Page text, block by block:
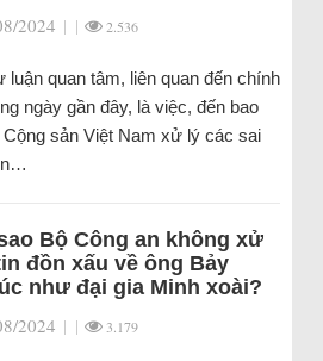
2024 | | 2.536
quan tâm, liên quan đến chính
ngày gần đây, là việc, đến bao
sản Việt Nam xử lý các sai
Bộ Công an không xử
đồn xấu về ông Bảy
như đại gia Minh xoài?
2024 | | 3.179